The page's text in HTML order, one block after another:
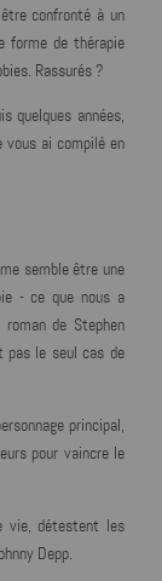
confronté à un
forme de thérapie
Rassurés ?
quelques années,
vous ai compilé en
semble être une
- ce que nous a
de Stephen
pas le seul cas de
principal,
pour vaincre le
vie, détestent les
Depp.